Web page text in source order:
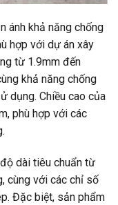
ánh khả năng chống
hợp với dự án xây
từ 1.9mm đến
khả năng chống
dụng. Chiều cao của
phù hợp với các
dài tiêu chuẩn từ
cùng với các chỉ số
Đặc biệt, sản phẩm